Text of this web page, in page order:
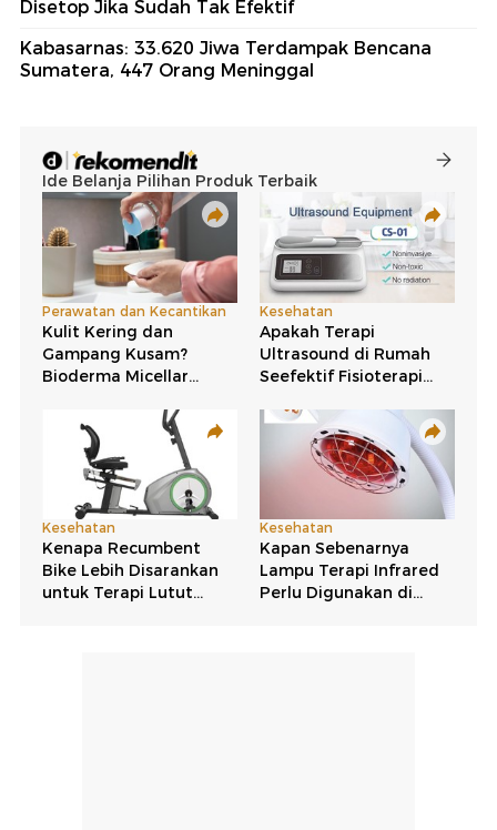
Disetop Jika Sudah Tak Efektif
Kabasarnas: 33.620 Jiwa Terdampak Bencana
Sumatera, 447 Orang Meninggal